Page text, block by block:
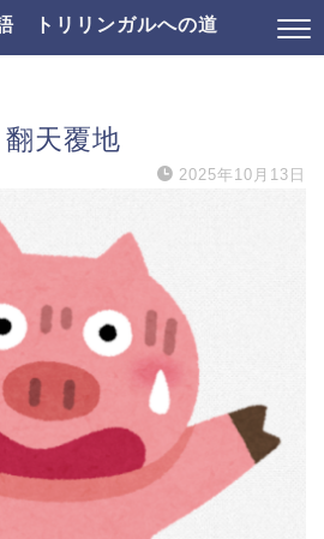
トリリンガルへの道
天覆地
2025年10月13日